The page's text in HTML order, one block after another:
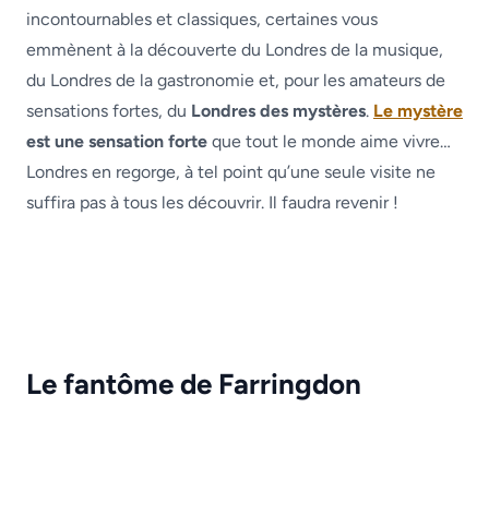
incontournables et classiques, certaines vous
emmènent à la découverte du Londres de la musique,
du Londres de la gastronomie et, pour les amateurs de
sensations fortes, du Londres des mystères. Le mystère
est une sensation forte que tout le monde aime vivre…
Londres en regorge, à tel point qu’une seule visite ne
suffira pas à tous les découvrir. Il faudra revenir !
Le fantôme de Farringdon